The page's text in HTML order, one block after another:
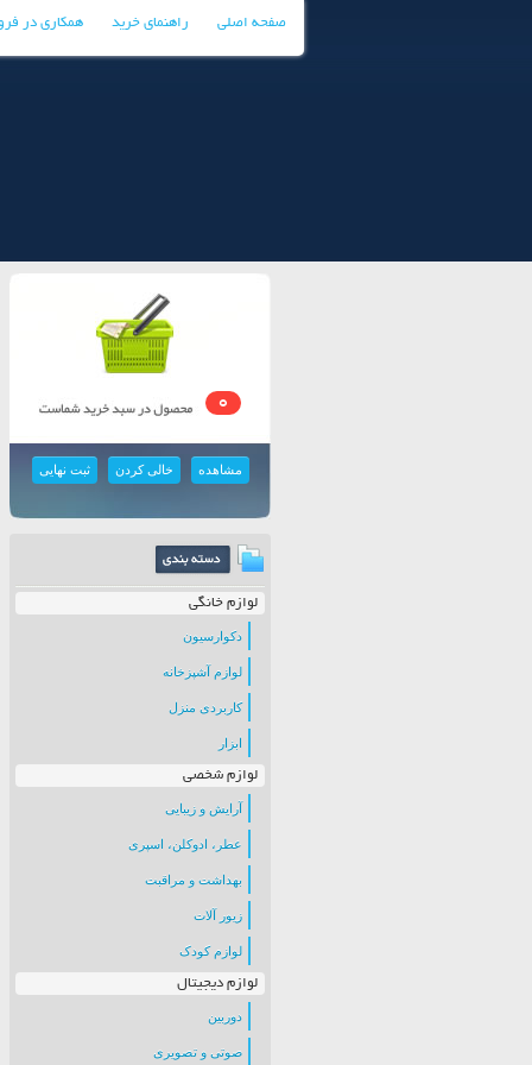
صفحه اصلی راهنمای خرید همکاری در
0
مشاهده خالی کردن ثبت نهایی
لوازم خانگی
دکوارسیون
لوازم آشپزخانه
کاربردی منزل
ابزار
لوازم شخصی
آرایش و زیبایی
عطر، ادوکلن، اسپری
بهداشت و مراقبت
زیور آلات
لوازم کودک
لوازم دیجیتال
دوربین
صوتی و تصویری